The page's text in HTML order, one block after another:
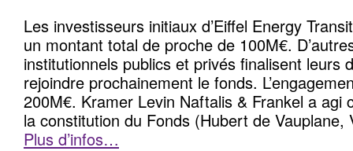
Les investisseurs initiaux d’Eiffel Energy
un montant total de proche de 100M€.
institutionnels publics et privés finalisent leurs
rejoindre prochainement le fonds.
200M€. Kramer Levin Naftalis & Frankel a agi
la constitution du Fonds (Hubert de Vauplane,
Plus d’infos…